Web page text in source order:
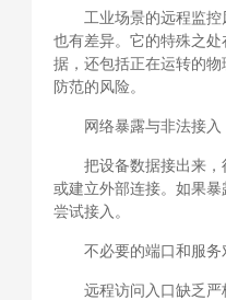
工业场景的远程监
也有差异。它的特殊之
据，还包括正在运转的
防范的风险。
网络暴露与非法接入
把设备数据接出来
或建立外部连接。如果
尝试接入。
不必要的端口和服务
远程访问入口缺乏严